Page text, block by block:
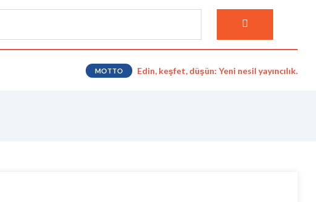
MOTTO Edin, keşfet, düşün: Yeni nesil yayıncılık.